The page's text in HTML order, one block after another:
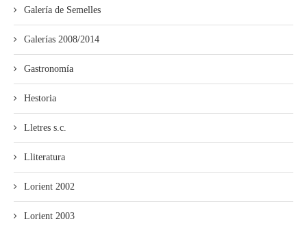
Galería de Semelles
Galerías 2008/2014
Gastronomía
Hestoria
Lletres s.c.
Lliteratura
Lorient 2002
Lorient 2003